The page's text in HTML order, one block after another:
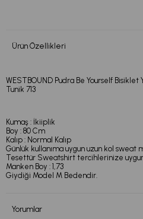
Ürün Özellikleri
WESTBOUND Pudra Be Yourself Bisiklet
Tunik 713
Kumaş : İkiiplik
Boy : 80 Cm
Kalıp : Normal Kalıp
Günlük kullanıma uygun uzun kol sweat
Tesettür Sweatshirt tercihlerinize
Manken Boy : 1,73
Giydiği Model M Bedendir.
Yorumlar